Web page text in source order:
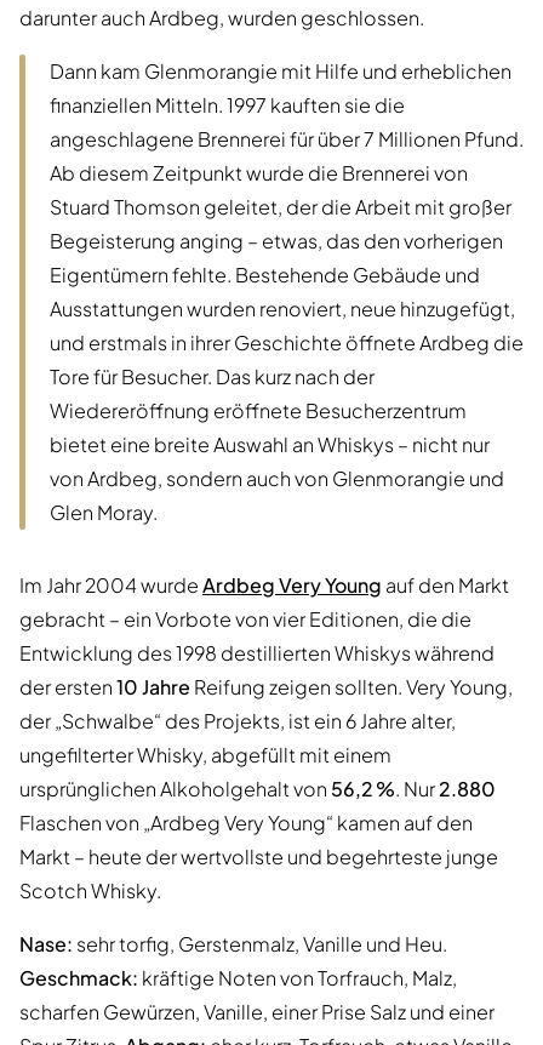
darunter auch Ardbeg, wurden geschlossen.
Dann kam Glenmorangie mit Hilfe und erheblichen
finanziellen Mitteln. 1997 kauften sie die
angeschlagene Brennerei für über 7 Millionen Pfund.
Ab diesem Zeitpunkt wurde die Brennerei von
Stuard Thomson geleitet, der die Arbeit mit großer
Begeisterung anging – etwas, das den vorherigen
Eigentümern fehlte. Bestehende Gebäude und
Ausstattungen wurden renoviert, neue hinzugefügt,
und erstmals in ihrer Geschichte öffnete Ardbeg die
Tore für Besucher. Das kurz nach der
Wiedereröffnung eröffnete Besucherzentrum
bietet eine breite Auswahl an Whiskys – nicht nur
von Ardbeg, sondern auch von Glenmorangie und
Glen Moray.
Im Jahr 2004 wurdeArdbeg Very Young auf den Markt
gebracht – ein Vorbote von vier Editionen, die die
Entwicklung des 1998 destillierten Whiskys während
der ersten10 Jahre Reifung zeigen sollten. Very Young,
der „Schwalbe“ des Projekts, ist ein 6 Jahre alter,
ungefilterter Whisky, abgefüllt mit einem
ursprünglichen Alkoholgehalt von 56,2 %. Nur2.880
Flaschen von „Ardbeg Very Young“ kamen auf den
Markt – heute der wertvollste und begehrteste junge
Scotch Whisky.
Nase: sehr torfig, Gerstenmalz, Vanille und Heu.
Geschmack: kräftige Noten von Torfrauch, Malz,
scharfen Gewürzen, Vanille, einer Prise Salz und einer